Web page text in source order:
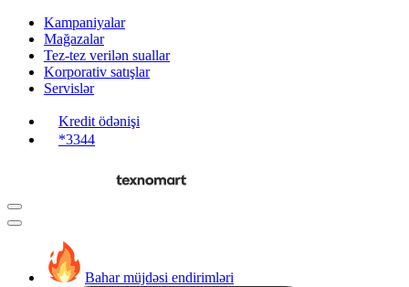
Kampaniyalar
Mağazalar
Tez-tez verilən suallar
Korporativ satışlar
Servislər
Kredit ödənişi
*3344
Bahar müjdəsi endirimləri